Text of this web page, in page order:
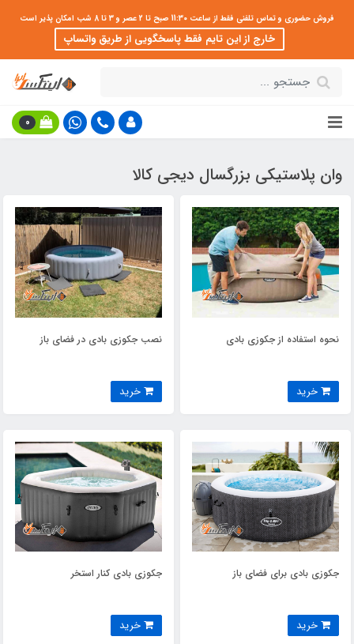
فروش حضوری و تماس تلفنی فقط از ساعت 11:30 صبح تا 2 عصر و 3 تا 8 شب امکان پذیر است
خارج از این تایم فقط پاسخگویی از طریق واتساپ
0
وان پلاستیکی بزرگسال دیجی کالا
نحوه استفاده از جکوزی بادی نصب جکوزی بادی در فضای باز
جکوزی بادی برای فضای باز جکوزی بادی کنار استخر